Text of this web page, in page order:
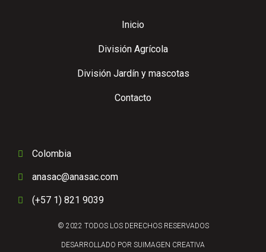
Inicio
División Agrícola
División Jardín y mascotas
Contacto
Colombia
anasac@anasac.com
(+57 1) 821 9039
© 2022 TODOS LOS DERECHOS RESERVADOS
DESARROLLADO POR SUIMAGEN CREATIVA